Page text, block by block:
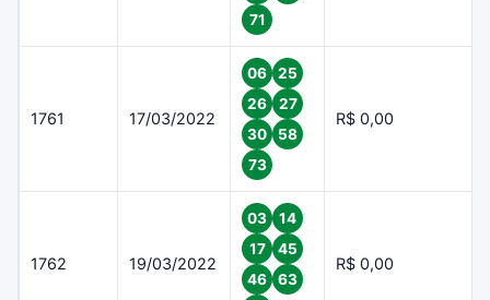
71
1761 17/03/2022
06
25
26
27
30
58
73
R$ 0,00
1762 19/03/2022
03
14
17
45
46
63
R$ 0,00